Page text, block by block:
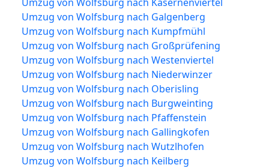
Umzug von Wolfsburg nach Galgenberg
Umzug von Wolfsburg nach Kumpfmühl
Umzug von Wolfsburg nach Großprüfening
Umzug von Wolfsburg nach Westenviertel
Umzug von Wolfsburg nach Niederwinzer
Umzug von Wolfsburg nach Oberisling
Umzug von Wolfsburg nach Burgweinting
Umzug von Wolfsburg nach Pfaffenstein
Umzug von Wolfsburg nach Gallingkofen
Umzug von Wolfsburg nach Wutzlhofen
Umzug von Wolfsburg nach Keilberg